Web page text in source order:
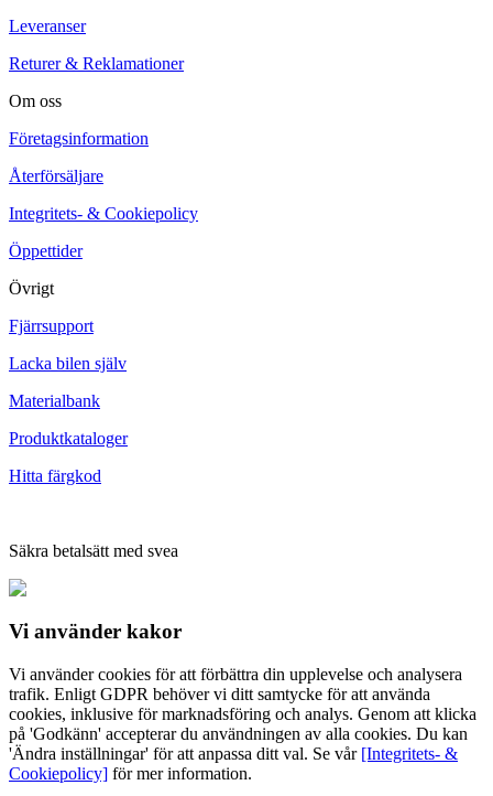
Leveranser
Returer & Reklamationer
Om oss
Företagsinformation
Återförsäljare
Integritets- & Cookiepolicy
Öppettider
Övrigt
Fjärrsupport
Lacka bilen själv
Materialbank
Produktkataloger
Hitta färgkod
Säkra betalsätt med svea
Vi använder kakor
Vi använder cookies för att förbättra din upplevelse och analysera
trafik. Enligt GDPR behöver vi ditt samtycke för att använda
cookies, inklusive för marknadsföring och analys. Genom att klicka
på 'Godkänn' accepterar du användningen av alla cookies. Du kan
'Ändra inställningar' för att anpassa ditt val. Se vår [Integritets- &
Cookiepolicy] för mer information.